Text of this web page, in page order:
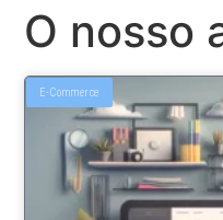
O nosso
E-Commerce